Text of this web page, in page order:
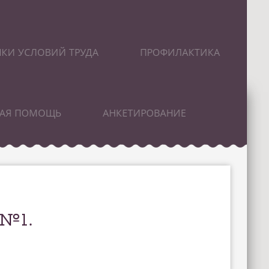
УСЛОВИЙ ТРУДА ПРОФИЛАКТИКА
ПОМОЩЬ АНКЕТИРОВАНИЕ